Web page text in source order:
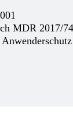
MDR 2017/